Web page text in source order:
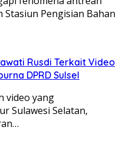
Pengisian Bahan
Rusdi Terkait Video
DPRD Sulsel
video yang
Sulawesi Selatan,